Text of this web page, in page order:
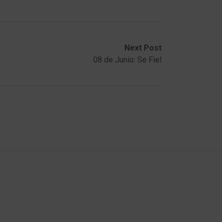
Next Post
08 de Junio: Se Fiel